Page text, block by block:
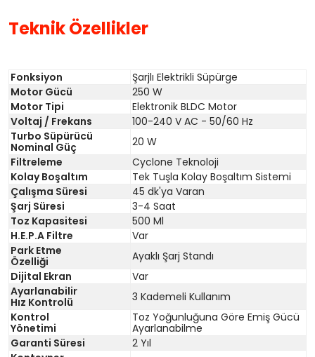
Teknik Özellikler
Fonksiyon
Şarjlı Elektrikli Süpürge
Motor Gücü
250 W
Motor Tipi
Elektronik BLDC Motor
Voltaj / Frekans
100-240 V AC - 50/60 Hz
Turbo Süpürücü
Nominal Güç
20 W
Filtreleme
Cyclone Teknoloji
Kolay Boşaltım
Tek Tuşla Kolay Boşaltım Sistemi
Çalışma Süresi
45 dk'ya Varan
Şarj Süresi
3-4 Saat
Toz Kapasitesi
500 Ml
H.E.P.A Filtre
Var
Park Etme
Özelliği
Ayaklı Şarj Standı
Dijital Ekran
Var
Ayarlanabilir
Hız Kontrolü
3 Kademeli Kullanım
Kontrol
Yönetimi
Toz Yoğunluğuna Göre Emiş Gücü
Ayarlanabilme
Garanti Süresi
2 Yıl